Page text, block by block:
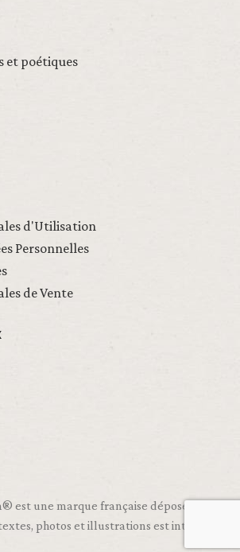
et poétiques
d'Utilisation
Personnelles
de Vente
est une marque française déposée, toute
photos et illustrations est interdite.